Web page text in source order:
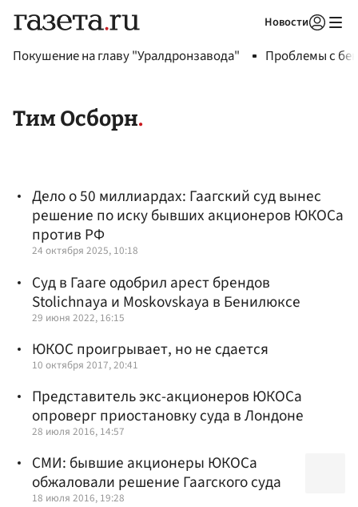
Новости
Покушение на главу "Уралдронзавода" Проблемы с
Тим Осборн
Дело о 50 миллиардах: Гаагский суд вынес
решение по иску бывших акционеров ЮКОСа
против РФ
24 октября 2025, 10:18
Суд в Гааге одобрил арест брендов
Stolichnaya и Moskovskaya в Бенилюксе
29 июня 2022, 16:15
ЮКОС проигрывает, но не сдается
10 октября 2017, 20:41
Представитель экс-акционеров ЮКОСа
опроверг приостановку суда в Лондоне
28 июля 2016, 14:57
СМИ: бывшие акционеры ЮКОСа
обжаловали решение Гаагского суда
18 июля 2016, 19:28